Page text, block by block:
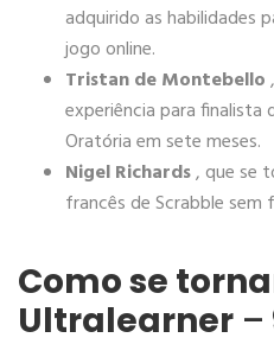
adquirido as habilidades
jogo online.
Tristan de Montebello
experiência para finalista
Oratória em sete meses.
Nigel Richards, que se
francês de Scrabble sem
Como se
Ultralearner –